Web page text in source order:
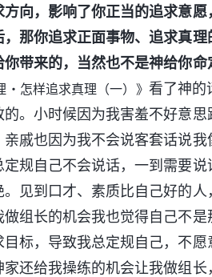
向，影响了你正当的追求意
那你追求正面事物、追求真理
带来的，当然也不是神给你
怎样追求真理（一）》 看了神的
。小时候因为我害羞不好意
戚也因为我不会说客套话说
规自己不会说话，一到需要
见到口才、素质比自己好的人
组长的机会我也觉得自己不
标，导致我总定规自己，不
还给我操练的机会让我做组